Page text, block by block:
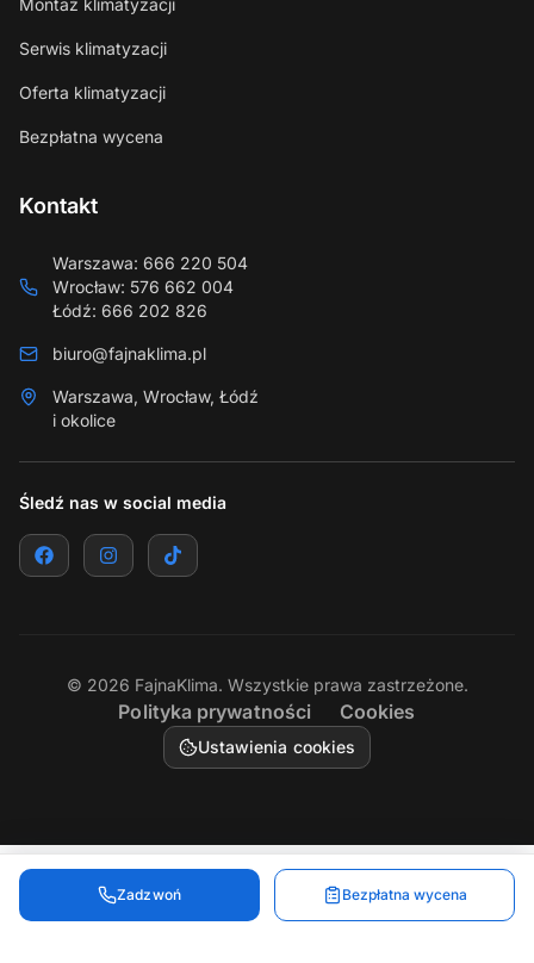
Zadzwoń Bezpłatna wycena
Montaż klimatyzacji
Serwis klimatyzacji
Oferta klimatyzacji
Bezpłatna wycena
Kontakt
Warszawa: 666 220 504
Wrocław: 576 662 004
Łódź: 666 202 826
biuro@fajnaklima.pl
Warszawa, Wrocław, Łódź
i okolice
Śledź nas w social media
© 2026 FajnaKlima. Wszystkie prawa zastrzeżone.
Polityka prywatności Cookies
Ustawienia cookies